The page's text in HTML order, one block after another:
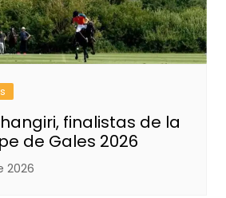
finalistas de la
de Gales 2026
2026